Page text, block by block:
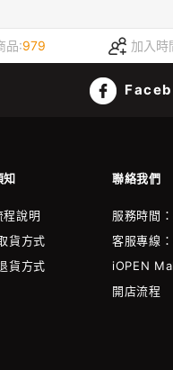
品:979 加入時
知 聯絡我們
程說明
貨方式
貨方式
服務時間
客服專線
iOPEN
開店流程